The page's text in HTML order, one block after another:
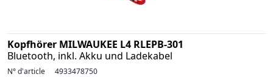
Kopfhörer MILWAUKEE L4 RLEPB-301
Bluetooth, inkl. Akku und Ladekabel
N° d'article 4933478750